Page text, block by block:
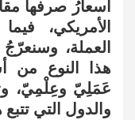
أسعارُ صرفها
الأمريكي،
العملة،
هذا النوع من
عَمَلِيّ وعِلْمِيّ،
والدول التي